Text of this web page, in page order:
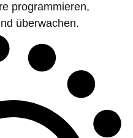
programmieren,
überwachen.